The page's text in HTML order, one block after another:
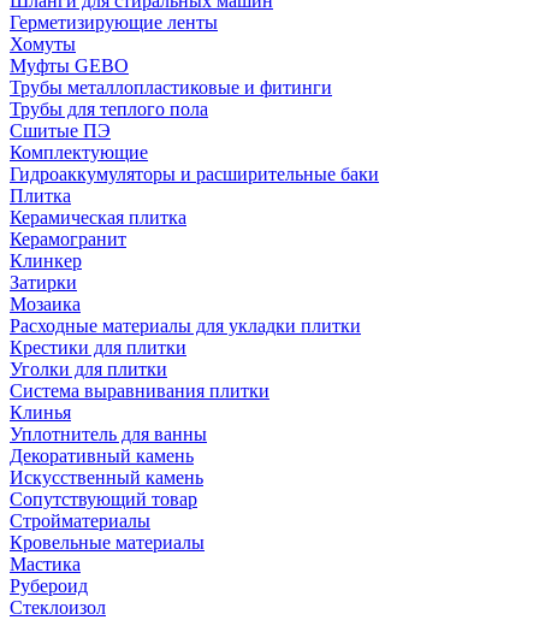
Герметизирующие ленты
Хомуты
Муфты GEBO
Трубы металлопластиковые и фитинги
Трубы для теплого пола
Сшитые ПЭ
Комплектующие
Гидроаккумуляторы и расширительные баки
Плитка
Керамическая плитка
Керамогранит
Клинкер
Затирки
Мозаика
Расходные материалы для укладки плитки
Крестики для плитки
Уголки для плитки
Система выравнивания плитки
Клинья
Уплотнитель для ванны
Декоративный камень
Искусственный камень
Сопутствующий товар
Стройматериалы
Кровельные материалы
Мастика
Рубероид
Стеклоизол